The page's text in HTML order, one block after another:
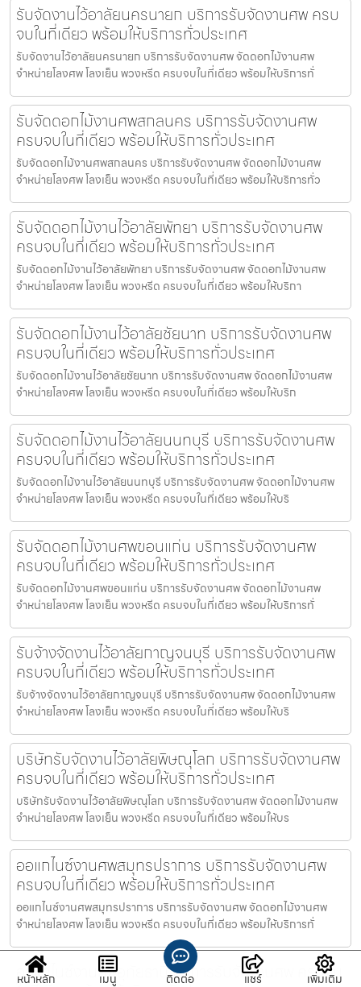
รับจัดงานไว้อาลัยนครนายก บริการรับจัดงานศพ ครบ
จบในที่เดียว พร้อมให้บริการทั่วประเทศ
รับจัดงานไว้อาลัยนครนายก บริการรับจัดงานศพ จัดดอกไม้งานศพ
จำหน่ายโลงศพ โลงเย็น พวงหรีด ครบจบในที่เดียว พร้อมให้บริการทั่
รับจัดดอกไม้งานศพสกลนคร บริการรับจัดงานศพ
ครบจบในที่เดียว พร้อมให้บริการทั่วประเทศ
รับจัดดอกไม้งานศพสกลนคร บริการรับจัดงานศพ จัดดอกไม้งานศพ
จำหน่ายโลงศพ โลงเย็น พวงหรีด ครบจบในที่เดียว พร้อมให้บริการทั่ว
รับจัดดอกไม้งานไว้อาลัยพัทยา บริการรับจัดงานศพ
ครบจบในที่เดียว พร้อมให้บริการทั่วประเทศ
รับจัดดอกไม้งานไว้อาลัยพัทยา บริการรับจัดงานศพ จัดดอกไม้งานศพ
จำหน่ายโลงศพ โลงเย็น พวงหรีด ครบจบในที่เดียว พร้อมให้บริกา
รับจัดดอกไม้งานไว้อาลัยชัยนาท บริการรับจัดงานศพ
ครบจบในที่เดียว พร้อมให้บริการทั่วประเทศ
รับจัดดอกไม้งานไว้อาลัยชัยนาท บริการรับจัดงานศพ จัดดอกไม้งานศพ
จำหน่ายโลงศพ โลงเย็น พวงหรีด ครบจบในที่เดียว พร้อมให้บริก
รับจัดดอกไม้งานไว้อาลัยนนทบุรี บริการรับจัดงานศพ
ครบจบในที่เดียว พร้อมให้บริการทั่วประเทศ
รับจัดดอกไม้งานไว้อาลัยนนทบุรี บริการรับจัดงานศพ จัดดอกไม้งานศพ
จำหน่ายโลงศพ โลงเย็น พวงหรีด ครบจบในที่เดียว พร้อมให้บริ
รับจัดดอกไม้งานศพขอนแก่น บริการรับจัดงานศพ
ครบจบในที่เดียว พร้อมให้บริการทั่วประเทศ
รับจัดดอกไม้งานศพขอนแก่น บริการรับจัดงานศพ จัดดอกไม้งานศพ
จำหน่ายโลงศพ โลงเย็น พวงหรีด ครบจบในที่เดียว พร้อมให้บริการทั่
รับจ้างจัดงานไว้อาลัยกาญจนบุรี บริการรับจัดงานศพ
ครบจบในที่เดียว พร้อมให้บริการทั่วประเทศ
รับจ้างจัดงานไว้อาลัยกาญจนบุรี บริการรับจัดงานศพ จัดดอกไม้งานศพ
จำหน่ายโลงศพ โลงเย็น พวงหรีด ครบจบในที่เดียว พร้อมให้บริ
บริษัทรับจัดงานไว้อาลัยพิษณุโลก บริการรับจัดงานศพ
ครบจบในที่เดียว พร้อมให้บริการทั่วประเทศ
บริษัทรับจัดงานไว้อาลัยพิษณุโลก บริการรับจัดงานศพ จัดดอกไม้งานศพ
จำหน่ายโลงศพ โลงเย็น พวงหรีด ครบจบในที่เดียว พร้อมให้บร
ออแกไนซ์งานศพสมุทรปราการ บริการรับจัดงานศพ
ครบจบในที่เดียว พร้อมให้บริการทั่วประเทศ
ออแกไนซ์งานศพสมุทรปราการ บริการรับจัดงานศพ จัดดอกไม้งานศพ
จำหน่ายโลงศพ โลงเย็น พวงหรีด ครบจบในที่เดียว พร้อมให้บริการทั่
ออแกไนซ์งานศพอุทัยธานี บริการรับจัดงานศพ ครบจบ
หน้าหลัก เมนู ติดต่อ แชร์ เพิ่มเติม